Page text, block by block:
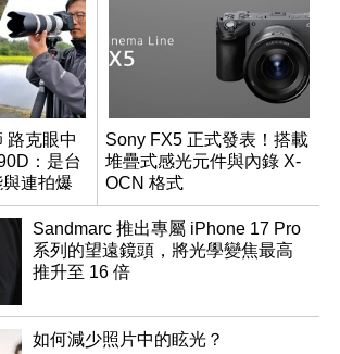
路克眼中
：是台
連拍爆
機
Sony FX5 正式發表！搭載
堆疊式感光元件與內錄 X-
OCN 格式
Sandmarc 推出專屬 iPhone 17 Pro
系列的望遠鏡頭，將光學變焦最高
推升至 16 倍
如何減少照片中的眩光？